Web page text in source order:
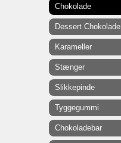
Chokolade
Dessert Chokolade
Karameller
Stænger
Slikkepinde
Tyggegummi
Chokoladebar